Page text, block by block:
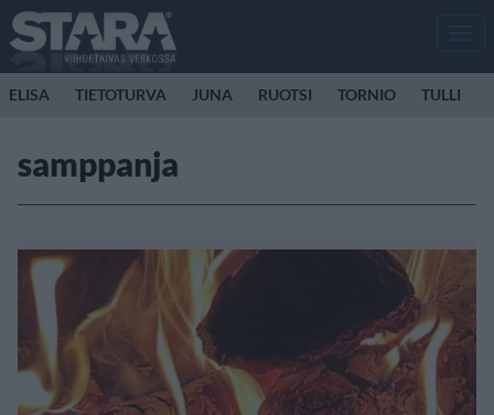
ELISA TIETOTURVA JUNA RUOTSI TORNIO TULLI
samppanja